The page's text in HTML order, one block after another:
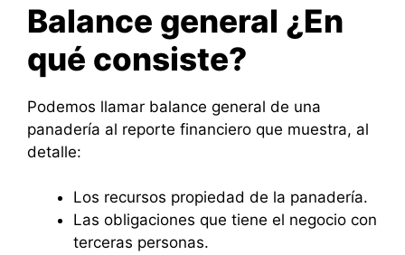
Balance general ¿En
qué consiste?
Podemos llamar balance general de una
panadería al reporte financiero que muestra, al
detalle:
Los recursos propiedad de la panadería.
Las obligaciones que tiene el negocio con
terceras personas.